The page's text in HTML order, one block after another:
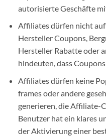
autorisierte Geschäfte
Affiliates dürfen nicht
Hersteller Coupons,
Hersteller Rabatte oder
hindeuten, dass
Affiliates dürfen keine
frames oder andere
generieren, die Affiliate-
Benutzer hat ein klares
der Aktivierung einer